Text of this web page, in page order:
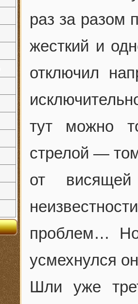
раз за разом
жесткий и
отключил
тут можно
стрелой —
от
проблем…
усмехнулся
Шли уже